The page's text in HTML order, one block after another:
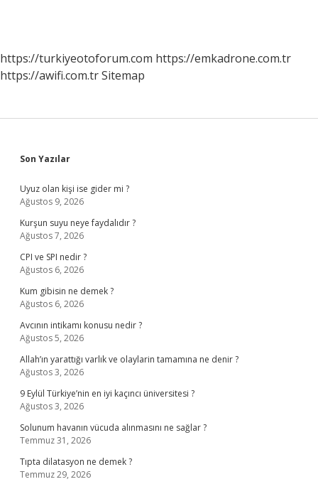
https://turkiyeotoforum.com https://emkadrone.com.tr
https://awifi.com.trSitemap
Sidebar
Son Yazılar
Uyuz olan kişi ise gider mi ?
Ağustos 9, 2026
Kurşun suyu neye faydalıdır ?
Ağustos 7, 2026
CPI ve SPI nedir ?
Ağustos 6, 2026
Kum gibisin ne demek ?
Ağustos 6, 2026
Avcının intikamı konusu nedir ?
Ağustos 5, 2026
Allah’ın yarattığı varlık ve olaylarin tamamına ne denir ?
Ağustos 3, 2026
9 Eylül Türkiye’nin en iyi kaçıncı üniversitesi ?
Ağustos 3, 2026
Solunum havanın vücuda alınmasını ne sağlar ?
Temmuz 31, 2026
Tıpta dilatasyon ne demek ?
Temmuz 29, 2026